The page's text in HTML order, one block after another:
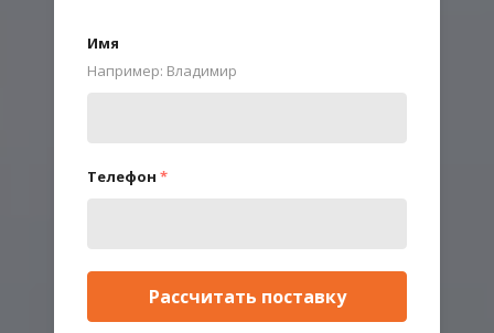
Имя
Например: Владимир
Телефон *
Рассчитать поставку